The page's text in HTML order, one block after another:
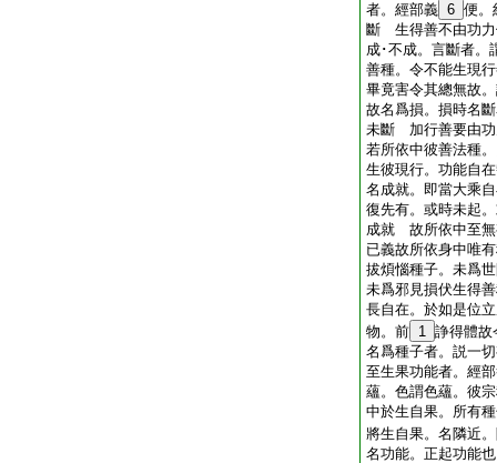
者。經部義 6 便。
斷 生得善不由功力
成･不成。言斷者。
善種。令不能生現
畢竟害令其總無故
故名爲損。損時名
未斷 加行善要由功
若所依中彼善法種
生彼現行。功能自
名成就。即當大乘
復先有。或時未起
成就 故所依中至無
已義故所依身中唯
拔煩惱種子。未爲
未爲邪見損伏生得
長自在。於如是位
物。前 1 諍得體
名爲種子者。説
至生果功能者。經
蘊。色謂色蘊。彼
中於生自果。所有
將生自果。名隣近
名功能。正起功能